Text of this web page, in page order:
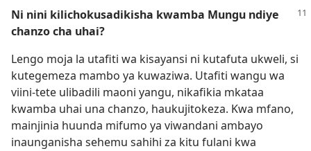
Ni nini kilichokusadikisha kwamba Mungu ndiye
chanzo cha uhai?
Lengo moja la utafiti wa kisayansi ni kutafuta ukweli, si
kutegemeza mambo ya kuwaziwa. Utafiti wangu wa
viini-tete ulibadili maoni yangu, nikafikia mkataa
kwamba uhai una chanzo, haukujitokeza. Kwa mfano,
mainjinia huunda mifumo ya viwandani ambayo
inaunganisha sehemu sahihi za kitu fulani kwa